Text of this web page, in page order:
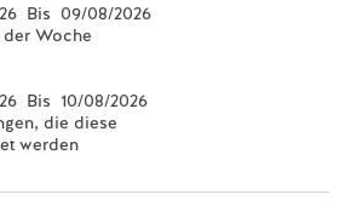
Bis 09/08/2026
der Woche
Bis 10/08/2026
die diese
werden